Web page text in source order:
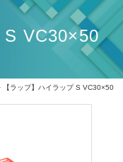
S VC30×50
ラップ】ハイラップ S VC30×50